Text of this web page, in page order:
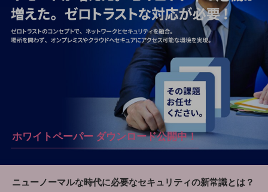
企業と地域が持続成長する社会を目指します
Smart City
Smart Education
Smart Healthcare
地域社会を支える皆さまと地域課題の解決や
地域経済のさらなる活性化に取り組みます
自治体・地域社会との共創
LGPF(Local Government Platform)
別ウィンドウで開きます
ホワイトペーパー ダウンロード公開中！
ニューノーマルな時代に必要なセキュリティの新常識とは？